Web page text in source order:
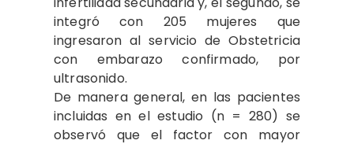
integró con 205 mujeres que
ingresaron al servicio de Obstetricia
con embarazo confirmado, por
ultrasonido.
De manera general, en las pacientes
incluidas en el estudio (n = 280) se
observó que el factor con mayor